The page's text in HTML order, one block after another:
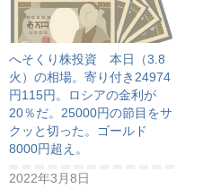
へそくり株投資 本日（3.8
火）の相場。寄り付き24974
円115円。ロシアの金利が
20％だ。25000円の節目をサ
クッと切った。ゴールド
8000円超え。
2022年3月8日